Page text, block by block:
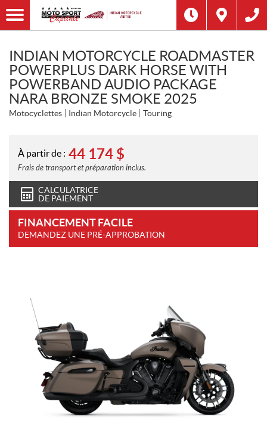
INDIAN MOTORCYCLE ROADMASTER
POWERPLUS DARK HORSE WITH
POWERBAND AUDIO PACKAGE
NARA BRONZE SMOKE 2025
Motocyclettes Indian Motorcycle Touring
À partir de : 44 174 $
Frais de transport et préparation inclus.
CALCULATRICE
DE PAIEMENT
FINANCEMENT FACILE
DEMANDEZ UNE PRÉ-APPROBATION